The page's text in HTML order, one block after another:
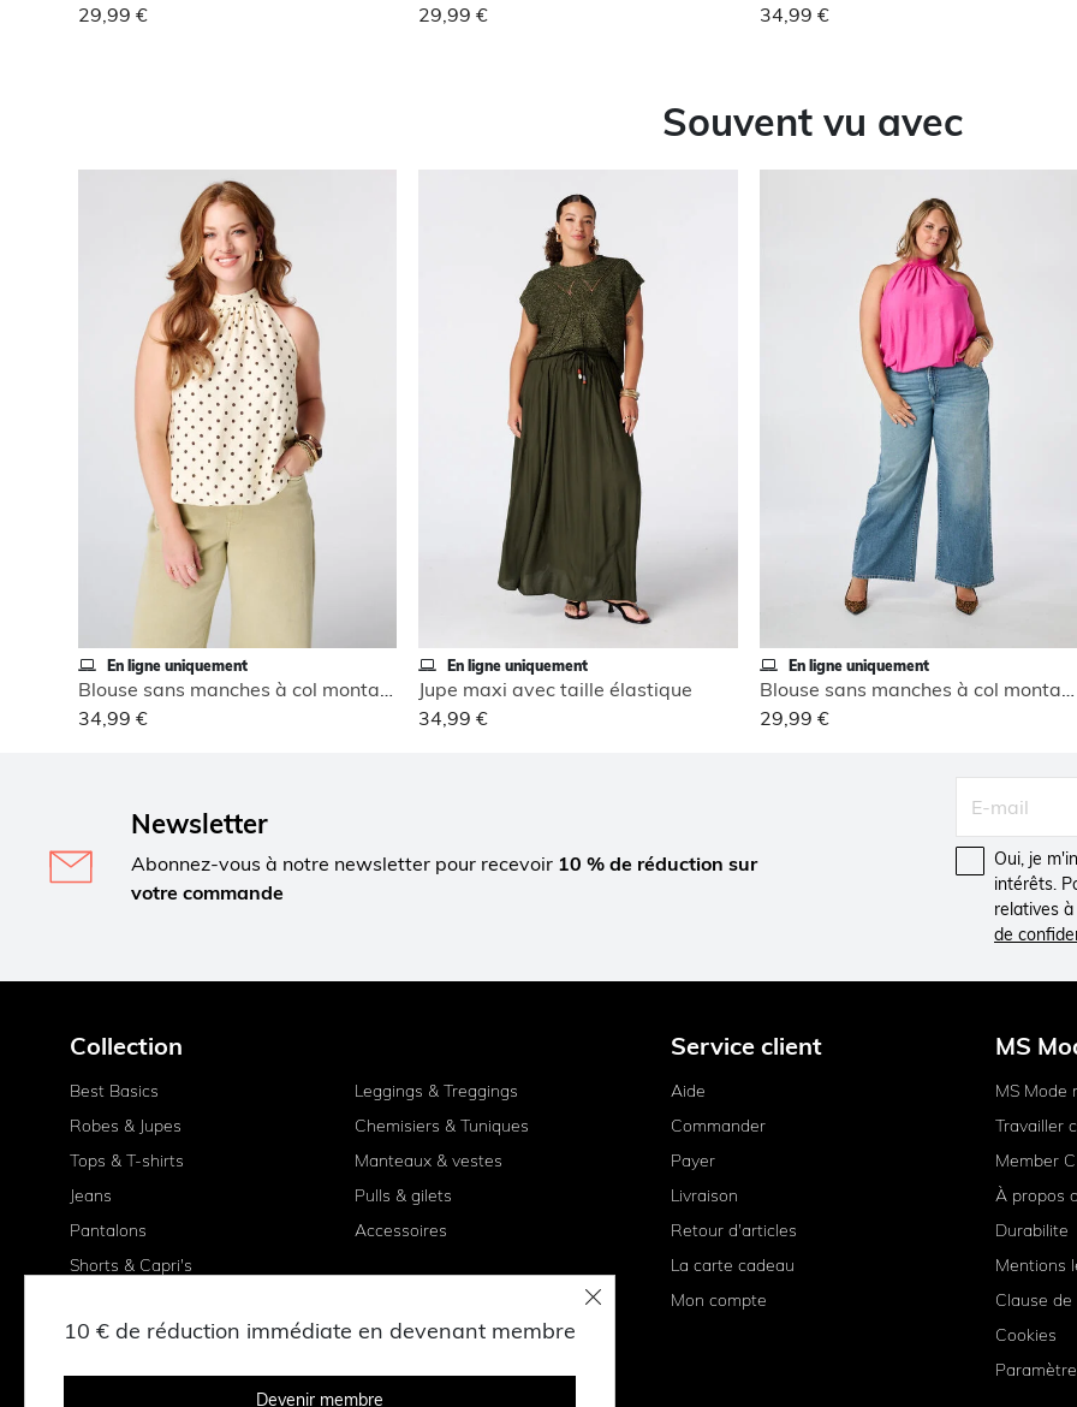
29,99 €
29,99 €
34,99 €
Souvent vu avec
En ligne uniquement
Blouse sans manches à col montant
34,99 €
En ligne uniquement
Jupe maxi avec taille élastique
34,99 €
En ligne uniquement
Blouse sans manches à col montant
29,99 €
Newsletter
Abonnez-vous à notre newsletter pour recevoir 10 % de réduction sur
votre commande
Oui, je
intérêts.
relatives
de
Collection
Best Basics
Robes & Jupes
Tops & T-shirts
Jeans
Pantalons
Shorts & Capri's
Leggings & Treggings
Chemisiers & Tuniques
Manteaux & vestes
Pulls & gilets
Accessoires
Service client
Aide
Commander
Payer
Livraison
Retour d'articles
La carte cadeau
Mon compte
MS
MS Mode
Travailler
Member
À propos
Durabilite
Mentions
Clause
Cookies
10 € de réduction immédiate en devenant membre
Devenir membre